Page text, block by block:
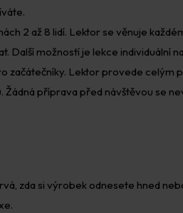
2 až 8 lidí. Lektor se věnuje
Další možností je lekce individuální
začátečníky. Lektor provede celým
příprava před návštěvou se
zda si výrobek odnesete hned